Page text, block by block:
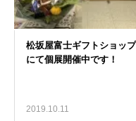
2019.10.11